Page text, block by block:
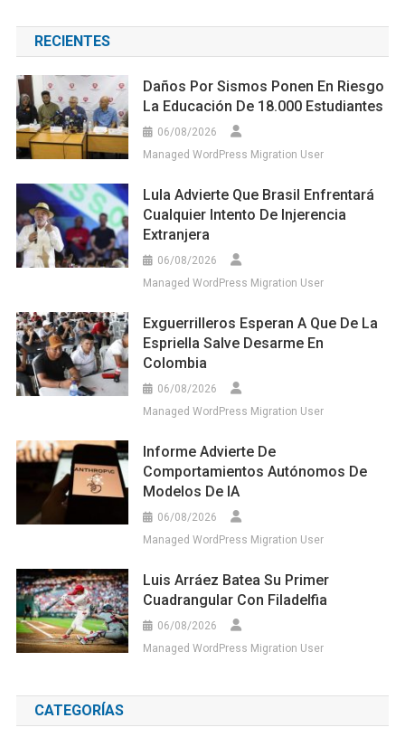
RECIENTES
Daños Por Sismos Ponen En Riesgo
La Educación De 18.000 Estudiantes
06/08/2026
Managed WordPress Migration User
Lula Advierte Que Brasil Enfrentará
Cualquier Intento De Injerencia
Extranjera
06/08/2026
Managed WordPress Migration User
Exguerrilleros Esperan A Que De La
Espriella Salve Desarme En
Colombia
06/08/2026
Managed WordPress Migration User
Informe Advierte De
Comportamientos Autónomos De
Modelos De IA
06/08/2026
Managed WordPress Migration User
Luis Arráez Batea Su Primer
Cuadrangular Con Filadelfia
06/08/2026
Managed WordPress Migration User
CATEGORÍAS